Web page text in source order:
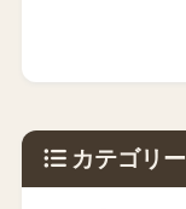
カテゴリー